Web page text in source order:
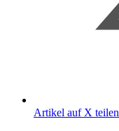
Artikel auf X teilen